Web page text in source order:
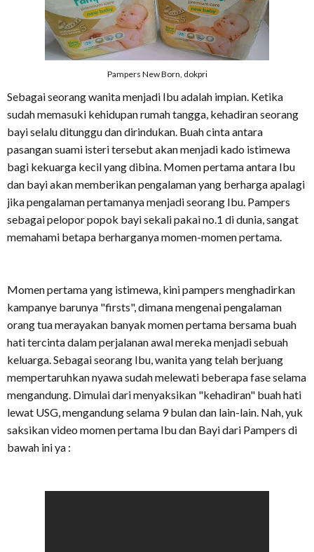
Pampers New Born, dokpri
Sebagai seorang wanita menjadi Ibu adalah impian. Ketika
sudah memasuki kehidupan rumah tangga, kehadiran seorang
bayi selalu ditunggu dan dirindukan. Buah cinta antara
pasangan suami isteri tersebut akan menjadi kado istimewa
bagi kekuarga kecil yang dibina. Momen pertama antara Ibu
dan bayi akan memberikan pengalaman yang berharga apalagi
jika pengalaman pertamanya menjadi seorang Ibu. Pampers
sebagai pelopor popok bayi sekali pakai no.1 di dunia, sangat
memahami betapa berharganya momen-momen pertama.
Momen pertama yang istimewa, kini pampers menghadirkan
kampanye barunya "firsts", dimana mengenai pengalaman
orang tua merayakan banyak momen pertama bersama buah
hati tercinta dalam perjalanan awal mereka menjadi sebuah
keluarga. Sebagai seorang Ibu, wanita yang telah berjuang
mempertaruhkan nyawa sudah melewati beberapa fase selama
mengandung. Dimulai dari menyaksikan "kehadiran" buah hati
lewat USG, mengandung selama 9 bulan dan lain-lain. Nah, yuk
saksikan video momen pertama Ibu dan Bayi dari Pampers di
bawah ini ya :